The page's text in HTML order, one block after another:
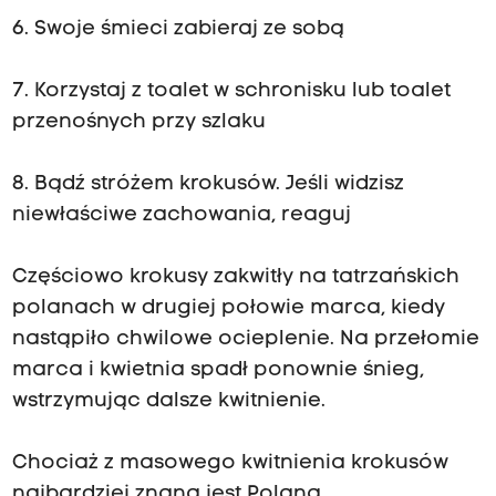
6. Swoje śmieci zabieraj ze sobą
7. Korzystaj z toalet w schronisku lub toalet
przenośnych przy szlaku
8. Bądź stróżem krokusów. Jeśli widzisz
niewłaściwe zachowania, reaguj
Częściowo krokusy zakwitły na tatrzańskich
polanach w drugiej połowie marca, kiedy
nastąpiło chwilowe ocieplenie. Na przełomie
marca i kwietnia spadł ponownie śnieg,
wstrzymując dalsze kwitnienie.
Chociaż z masowego kwitnienia krokusów